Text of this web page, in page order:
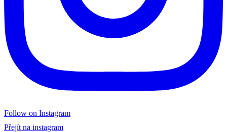
Follow on Instagram
Přejít na instagram